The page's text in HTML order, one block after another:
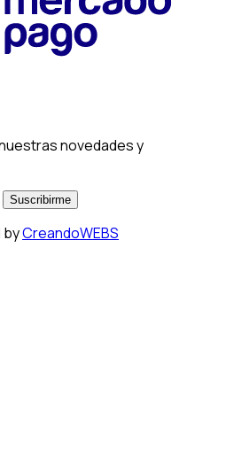
novedades y
Suscribirme
byCreandoWEBS